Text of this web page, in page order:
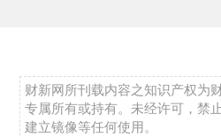
财新网所刊载内容之知识产权为
专属所有或持有。未经许可，禁
建立镜像等任何使用。